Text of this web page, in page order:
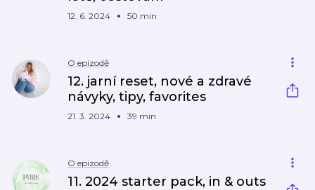
12. 6. 2024 50 min
O epizodě
12. jarní reset, nové a zdravé
návyky, tipy, favorites
21. 3. 2024 39 min
O epizodě
11. 2024 starter pack, in & outs